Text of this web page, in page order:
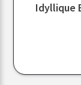
Idyllique